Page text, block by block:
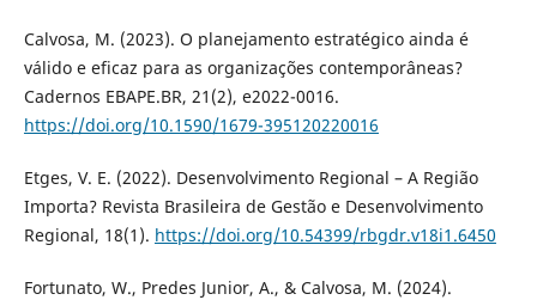
Calvosa, M. (2023). O planejamento estratégico ainda é
válido e eficaz para as organizações contemporâneas?
Cadernos EBAPE.BR, 21(2), e2022-0016.
https://doi.org/10.1590/1679-395120220016
Etges, V. E. (2022). Desenvolvimento Regional – A Região
Importa? Revista Brasileira de Gestão e Desenvolvimento
Regional, 18(1). https://doi.org/10.54399/rbgdr.v18i1.6450
Fortunato, W., Predes Junior, A., & Calvosa, M. (2024).